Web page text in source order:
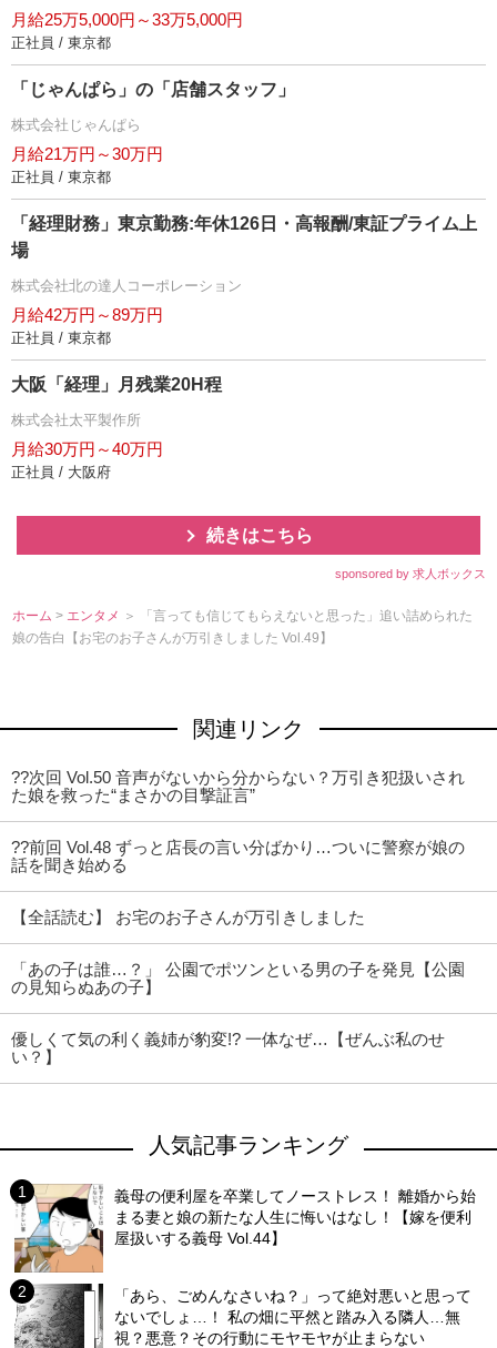
月給25万5,000円～33万5,000円
正社員 / 東京都
「じゃんぱら」の「店舗スタッフ」
株式会社じゃんぱら
月給21万円～30万円
正社員 / 東京都
「経理財務」東京勤務:年休126日・高報酬/東証プライム上
場
株式会社北の達人コーポレーション
月給42万円～89万円
正社員 / 東京都
大阪「経理」月残業20H程
株式会社太平製作所
月給30万円～40万円
正社員 / 大阪府
続きはこちら
sponsored by 求人ボックス
ホーム > エンタメ ＞ 「言っても信じてもらえないと思った」追い詰められた
娘の告白【お宅のお子さんが万引きしました Vol.49】
関連リンク
??次回 Vol.50 音声がないから分からない？万引き犯扱いされ
た娘を救った“まさかの目撃証言”
??前回 Vol.48 ずっと店長の言い分ばかり…ついに警察が娘の
話を聞き始める
【全話読む】 お宅のお子さんが万引きしました
「あの子は誰…？」 公園でポツンといる男の子を発見【公園
の見知らぬあの子】
優しくて気の利く義姉が豹変!? 一体なぜ…【ぜんぶ私のせ
い？】
人気記事ランキング
義母の便利屋を卒業してノーストレス！ 離婚から始
まる妻と娘の新たな人生に悔いはなし！【嫁を便利
屋扱いする義母 Vol.44】
「あら、ごめんなさいね？」って絶対悪いと思って
ないでしょ…！ 私の畑に平然と踏み入る隣人…無
視？悪意？その行動にモヤモヤが止まらない